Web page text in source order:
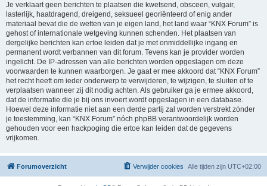
Je verklaart geen berichten te plaatsen die kwetsend, obsceen, vulgair,
lasterlijk, haatdragend, dreigend, seksueel georiënteerd of enig ander
materiaal bevat die de wetten van je eigen land, het land waar “KNX Forum” is
gehost of internationale wetgeving kunnen schenden. Het plaatsen van
dergelijke berichten kan ertoe leiden dat je met onmiddellijke ingang en
permanent wordt verbannen van dit forum. Tevens kan je provider worden
ingelicht. De IP-adressen van alle berichten worden opgeslagen om deze
voorwaarden te kunnen waarborgen. Je gaat er mee akkoord dat “KNX Forum”
het recht heeft om ieder onderwerp te verwijderen, te wijzigen, te sluiten of te
verplaatsen wanneer zij dit nodig achten. Als gebruiker ga je ermee akkoord,
dat de informatie die je bij ons invoert wordt opgeslagen in een database.
Hoewel deze informatie niet aan een derde partij zal worden verstrekt zónder
je toestemming, kan “KNX Forum” nóch phpBB verantwoordelijk worden
gehouden voor een hackpoging die ertoe kan leiden dat de gegevens
vrijkomen.
Forumoverzicht Alle tijden zijn UTC+02:00
Verwijder cookies